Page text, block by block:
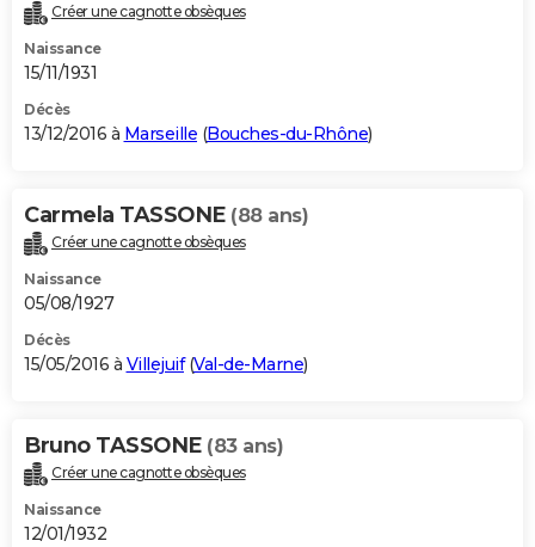
Créer une cagnotte obsèques
Naissance
15/11/1931
Décès
13/12/2016 à Marseille (Bouches-du-Rhône)
Carmela TASSONE (88 ans)
Créer une cagnotte obsèques
Naissance
05/08/1927
Décès
15/05/2016 à Villejuif(Val-de-Marne)
Bruno TASSONE (83 ans)
Créer une cagnotte obsèques
Naissance
12/01/1932